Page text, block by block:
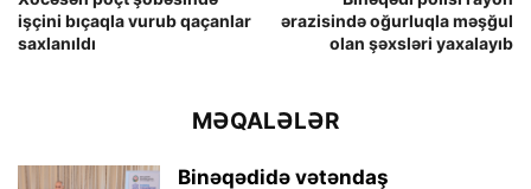
işçini bıçaqla vurub qaçanlar
saxlanıldı
ərazisində oğurluqla məşğul
olan şəxsləri yaxalayıb
MƏQALƏLƏR
Binəqədidə vətəndaş